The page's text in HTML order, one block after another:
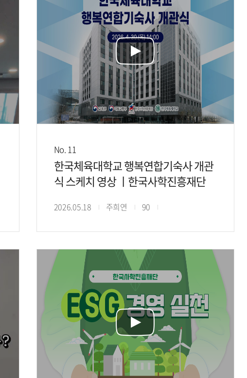
No. 11
한국체육대학교 행복연합기숙사 개관
식 스케치 영상 ㅣ한국사학진흥재단
2026.05.18 주희연 90